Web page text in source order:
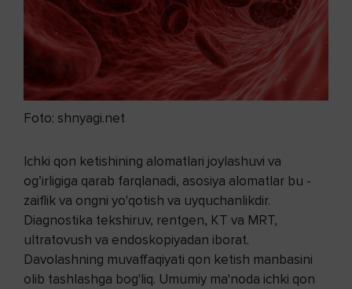
Foto: shnyagi.net
Ichki qon ketishining alomatlari joylashuvi va
og’irligiga qarab farqlanadi, asosiya alomatlar bu -
zaiflik va ongni yo'qotish va uyquchanlikdir.
Diagnostika tekshiruv, rentgen, KT va MRT,
ultratovush va endoskopiyadan iborat.
Davolashning muvaffaqiyati qon ketish manbasini
olib tashlashga bog'liq. Umumiy ma'noda ichki qon